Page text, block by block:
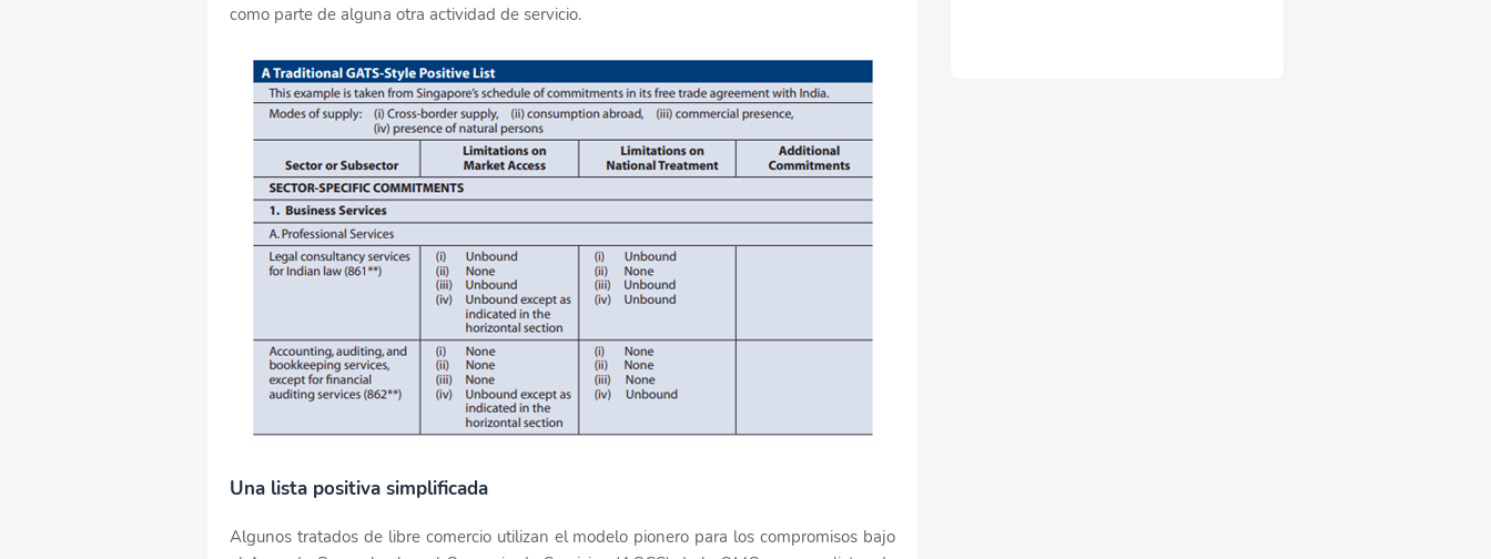
como parte de alguna otra actividad de servicio.
Una lista positiva simplificada
Algunos tratados de libre comercio utilizan el modelo pionero para los compromisos bajo